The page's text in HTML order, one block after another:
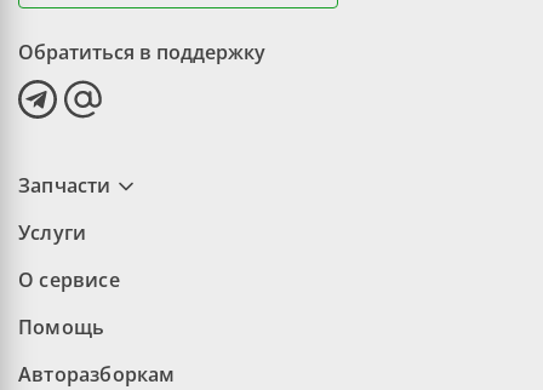
Обратиться в поддержку
Запчасти
Услуги
О сервисе
Помощь
Авторазборкам